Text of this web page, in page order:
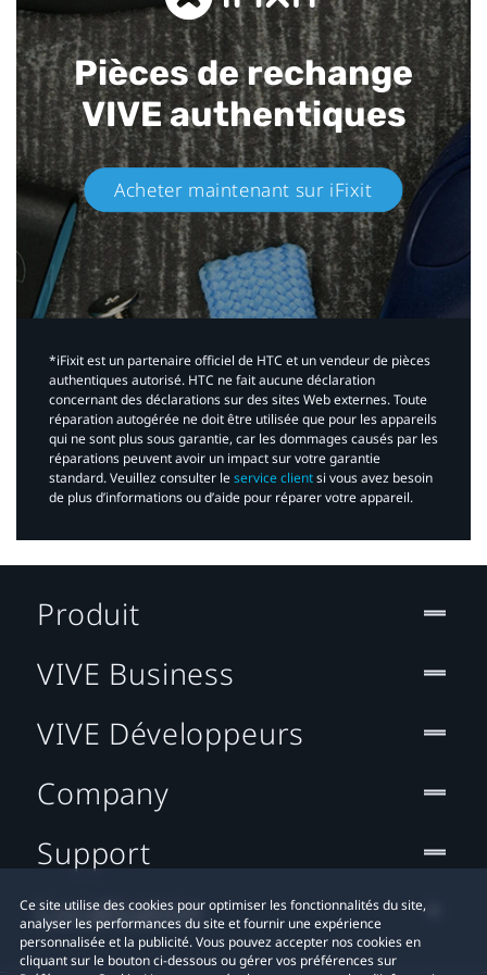
Pièces de rechange
VIVE authentiques​
Acheter maintenant sur iFixit​
*iFixit est un partenaire officiel de HTC et un vendeur de pièces
authentiques autorisé. HTC ne fait aucune déclaration
concernant des déclarations sur des sites Web externes. Toute
réparation autogérée ne doit être utilisée que pour les appareils
qui ne sont plus sous garantie, car les dommages causés par les
réparations peuvent avoir un impact sur votre garantie
standard. Veuillez consulter leservice clientsi vous avez besoin
de plus d’informations ou d’aide pour réparer votre appareil.​
Ce site utilise des cookies pour optimiser les fonctionnalités du site,
analyser les performances du site et fournir une expérience
personnalisée et la publicité. Vous pouvez accepter nos cookies en
cliquant sur le bouton ci-dessous ou gérer vos préférences sur
Produit
VIVE Business
VIVE Développeurs
Company
Support
Localisation